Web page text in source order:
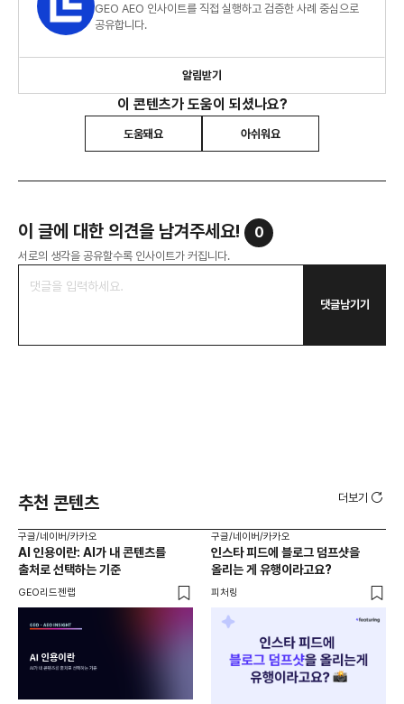
GEO AEO 인사이트를 직접 실행하고 검증한 사례 중심으로
공유합니다.
알림받기
이 콘텐츠가 도움이 되셨나요?
도움돼요 아쉬워요
이 글에 대한 의견을 남겨주세요! 0
서로의 생각을 공유할수록 인사이트가 커집니다.
댓글남기기
추천 콘텐츠 더보기
구글/네이버/카카오
AI 인용이란: AI가 내 콘텐츠를
출처로 선택하는 기준
GEO리드젠랩
구글/네이버/카카오
인스타 피드에 블로그 덤프샷을
올리는 게 유행이라고요?
피처링